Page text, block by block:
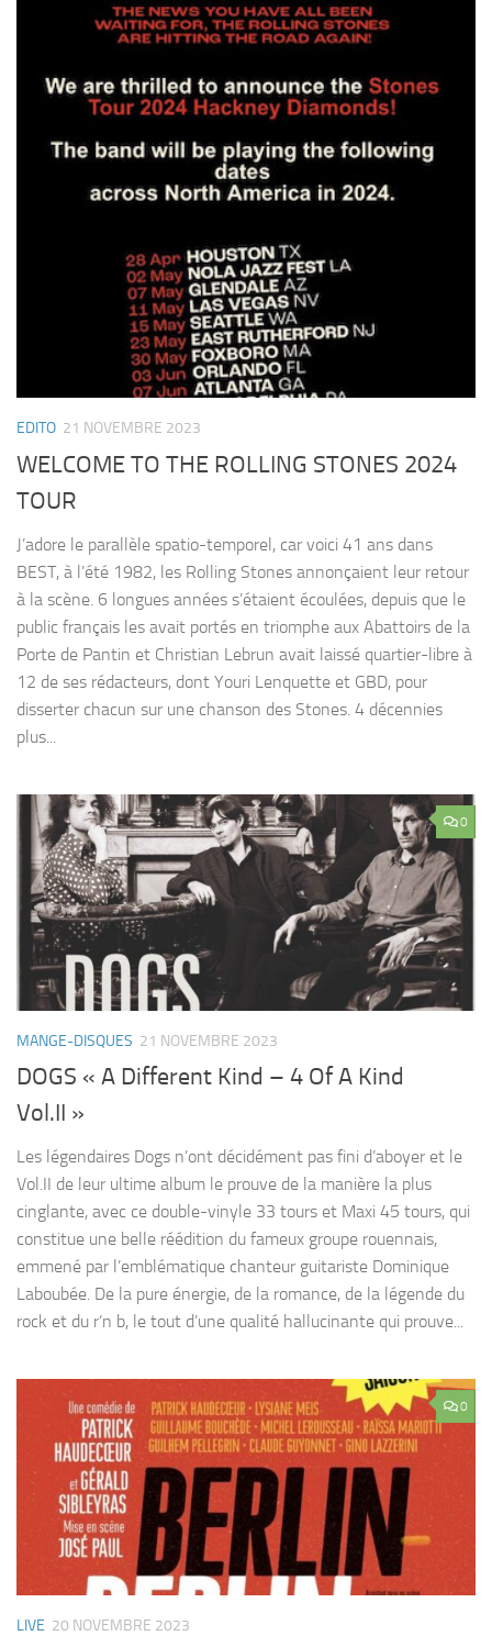
EDITO 21 NOVEMBRE 2023
WELCOME TO THE ROLLING STONES 2024
TOUR
J’adore le parallèle spatio-temporel, car voici 41 ans dans
BEST, à l’été 1982, les Rolling Stones annonçaient leur retour
à la scène. 6 longues années s’étaient écoulées, depuis que le
public français les avait portés en triomphe aux Abattoirs de la
Porte de Pantin et Christian Lebrun avait laissé quartier-libre à
12 de ses rédacteurs, dont Youri Lenquette et GBD, pour
disserter chacun sur une chanson des Stones. 4 décennies
plus...
0
MANGE-DISQUES 21 NOVEMBRE 2023
DOGS « A Different Kind – 4 Of A Kind
Vol.II »
Les légendaires Dogs n’ont décidément pas fini d’aboyer et le
Vol.II de leur ultime album le prouve de la manière la plus
cinglante, avec ce double-vinyle 33 tours et Maxi 45 tours, qui
constitue une belle réédition du fameux groupe rouennais,
emmené par l’emblématique chanteur guitariste Dominique
Laboubée. De la pure énergie, de la romance, de la légende du
rock et du r’n b, le tout d’une qualité hallucinante qui prouve...
0
LIVE 20 NOVEMBRE 2023